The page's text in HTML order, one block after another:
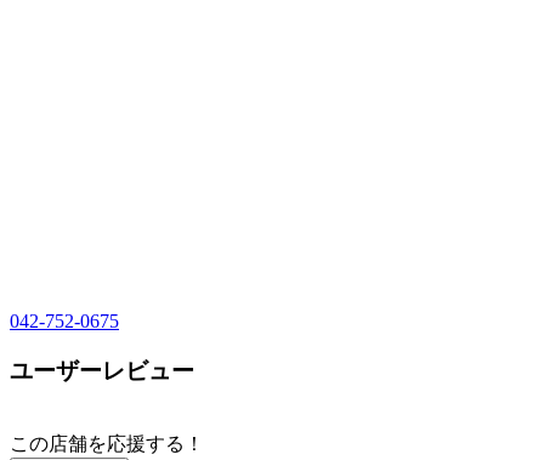
042-752-0675
ユーザーレビュー
この店舗を応援する！